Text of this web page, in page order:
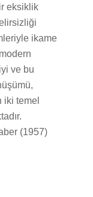
eksiklik
ikame
ve bu
iki temel
(1957)